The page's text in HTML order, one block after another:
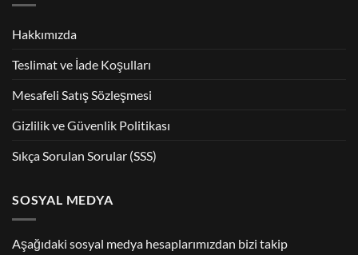
Hakkımızda
Teslimat ve İade Koşulları
Mesafeli Satış Sözleşmesi
Gizlilik ve Güvenlik Politikası
Sıkça Sorulan Sorular (SSS)
SOSYAL MEDYA
Aşağıdaki sosyal medya hesaplarımızdan bizi takip